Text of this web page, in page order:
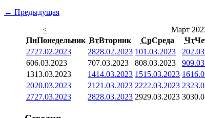
← Предыдущая
<
Март
ПнПонедельник ВтВторник СрСреда Чт
2727.02.2023 2828.02.2023 101.03.2023 2
606.03.2023 707.03.2023 808.03.2023 9
1313.03.2023 1414.03.2023 1515.03.2023 16
2020.03.2023 21 21.03.2023 2222.03.2023 23
2727.03.2023 2828.03.2023 2929.03.2023 30